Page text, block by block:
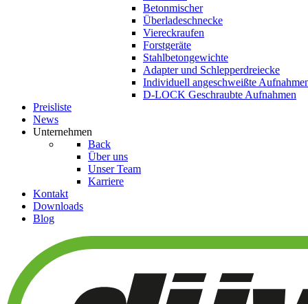
Betonmischer
Überladeschnecke
Viereckraufen
Forstgeräte
Stahlbetongewichte
Adapter und Schlepperdreiecke
Individuell angeschweißte
D-LOCK Geschraubte Aufnahmen
Preisliste
News
Unternehmen
Back
Über uns
Unser Team
Karriere
Kontakt
Downloads
Blog